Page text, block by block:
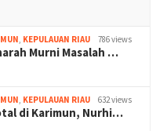
KEPULAUAN RIAU 786 views
Murni Masalah …
KEPULAUAN RIAU 632 views
di Karimun, Nurhi…